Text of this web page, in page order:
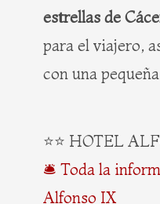
estrellas de
para el viajero,
con una
⭐⭐ HOTEL
🛎️ Toda la
Alfonso IX